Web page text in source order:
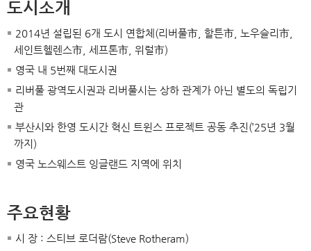
도시소개
2014년 설립된 6개 도시 연합체(리버풀市, 할튼市, 노우슬리市,
세인트헬렌스市, 세프톤市, 위럴市)
영국 내 5번째 대도시권
리버풀 광역도시권과 리버풀시는 상하 관계가 아닌 별도의 독립기
관
부산시와 한영 도시간 혁신 트윈스 프로젝트 공동 추진(’25년 3월
까지)
영국 노스웨스트 잉글랜드 지역에 위치
주요현황
시 장 : 스티브 로더람(Steve Rotheram)